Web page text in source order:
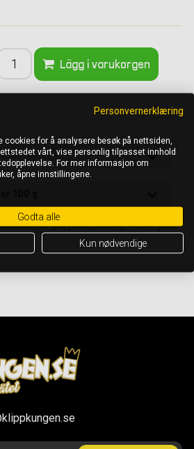
Lägg i varukorgen
på förpackningen som gäller
Personvernerklæring
cookies for å analysere besøk på nettsiden,
vårt, vise personlig tilpasset innhold
For mer informasjon om
åpne innstillingene.
Godta alle
Kun nødvendige